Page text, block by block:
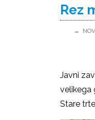
Rez
Javni
velikega
Stare